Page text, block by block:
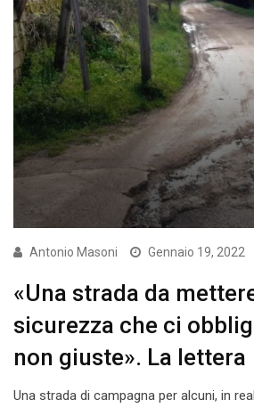
Antonio Masoni Gennaio 19, 2022
«Una strada da
sicurezza che ci
non giuste». La lettera
Una strada di campagna per alcuni, in